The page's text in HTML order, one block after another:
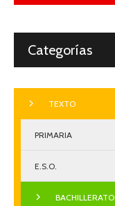
Categorías
TEXTO
PRIMARIA
E.S.O.
BACHILLERATO